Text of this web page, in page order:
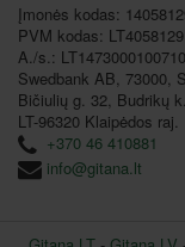
Įmonės kodas:
PVM kodas:
A./s.:
Swedbank AB, 73000,
Bičiulių g. 32, Budrikų k.
LT-96320 Klaipėdos raj.
+370 46 410881
info@gitana.lt